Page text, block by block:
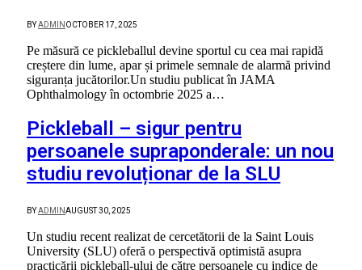
BYADMIN OCTOBER 17, 2025
Pe măsură ce pickleballul devine sportul cu cea mai rapidă
creștere din lume, apar și primele semnale de alarmă privind
siguranța jucătorilor.Un studiu publicat în JAMA
Ophthalmology în octombrie 2025 a…
Pickleball – sigur pentru
persoanele supraponderale: un nou
studiu revoluționar de la SLU
BYADMINAUGUST 30, 2025
Un studiu recent realizat de cercetătorii de la Saint Louis
University (SLU) oferă o perspectivă optimistă asupra
practicării pickleball-ului de către persoanele cu indice de